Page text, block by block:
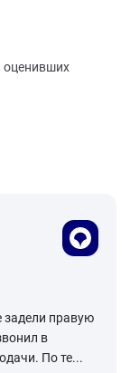
оценивших
задели правую
в
По те...